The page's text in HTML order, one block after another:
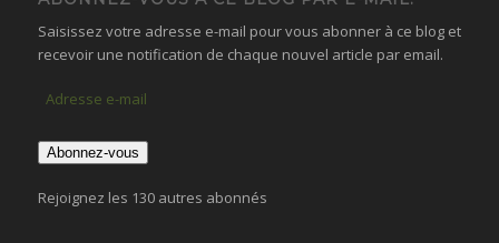
Saisissez votre adresse e-mail pour vous abonner à ce blog et
recevoir une notification de chaque nouvel article par email.
Adresse
Abonnez-vous
Rejoignez les 130 autres abonnés